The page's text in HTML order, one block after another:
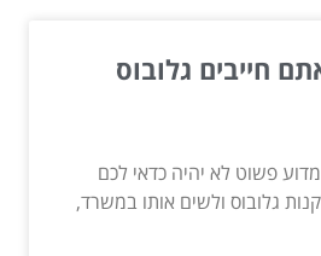
חייבים גלובוס
פשוט לא יהיה כדאי לכם
גלובוס ולשים אותו במשרד,